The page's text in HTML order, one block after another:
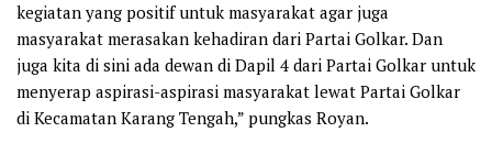
kegiatan yang positif untuk masyarakat agar juga
masyarakat merasakan kehadiran dari Partai Golkar. Dan
juga kita di sini ada dewan di Dapil 4 dari Partai Golkar untuk
menyerap aspirasi-aspirasi masyarakat lewat Partai Golkar
di Kecamatan Karang Tengah,” pungkas Royan.